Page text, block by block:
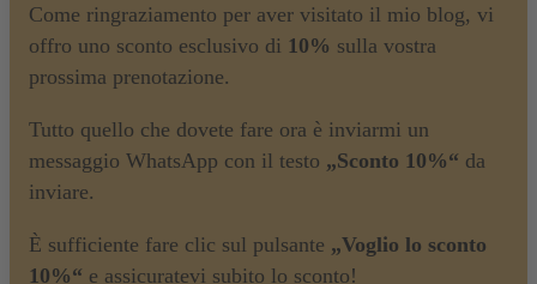
Come ringraziamento per aver visitato il mio blog, vi
offro uno sconto esclusivo di 10% sulla vostra
prossima prenotazione.
Tutto quello che dovete fare ora è inviarmi un
messaggio WhatsApp con il testo „Sconto 10%“ da
inviare.
È sufficiente fare clic sul pulsante „Voglio lo sconto
10%“ e assicuratevi subito lo sconto!